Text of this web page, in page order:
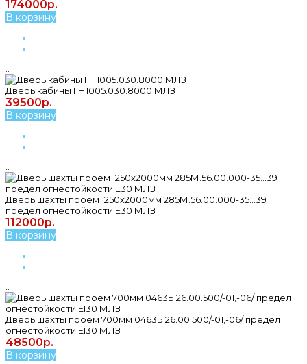
174000р.
В корзину
Дверь кабины ГН1005.030.8000 МЛЗ
39500р.
В корзину
Дверь шахты проём 1250х2000мм 285М.56.00.000-35...39
предел огнестойкости Е30 МЛЗ
112000р.
В корзину
Дверь шахты проем 700мм 0463Б.26.00.500/-01,-06/ предел
огнестойкости ЕI30 МЛЗ
48500р.
В корзину